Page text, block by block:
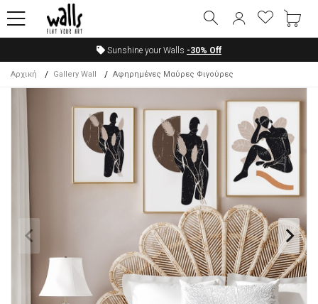
Sunshine your Walls -30% Off
Αρχική Gallery Wall Αφηρημένες Μαύρες Φιγούρες